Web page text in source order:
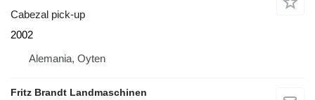
Cabezal pick-up
2002
Alemania, Oyten
Fritz Brandt Landmaschinen